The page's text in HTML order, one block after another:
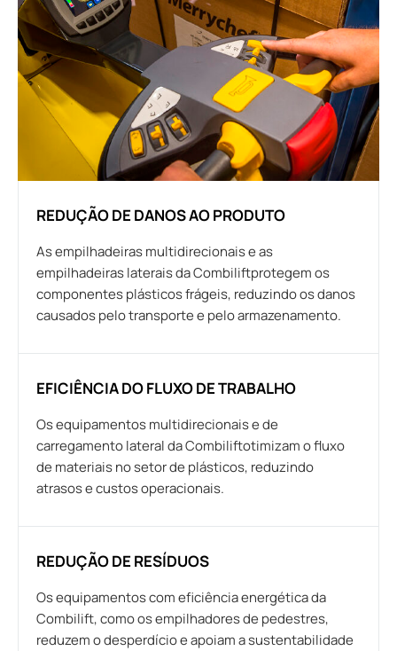
REDUÇÃO DE DANOS AO PRODUTO
As empilhadeiras multidirecionais e as
empilhadeiras laterais da Combiliftprotegem os
componentes plásticos frágeis, reduzindo os danos
causados pelo transporte e pelo armazenamento.
EFICIÊNCIA DO FLUXO DE TRABALHO
Os equipamentos multidirecionais e de
carregamento lateral da Combiliftotimizam o fluxo
de materiais no setor de plásticos, reduzindo
atrasos e custos operacionais.
REDUÇÃO DE RESÍDUOS
Os equipamentos com eficiência energética da
Combilift, como os empilhadores de pedestres,
reduzem o desperdício e apoiam a sustentabilidade